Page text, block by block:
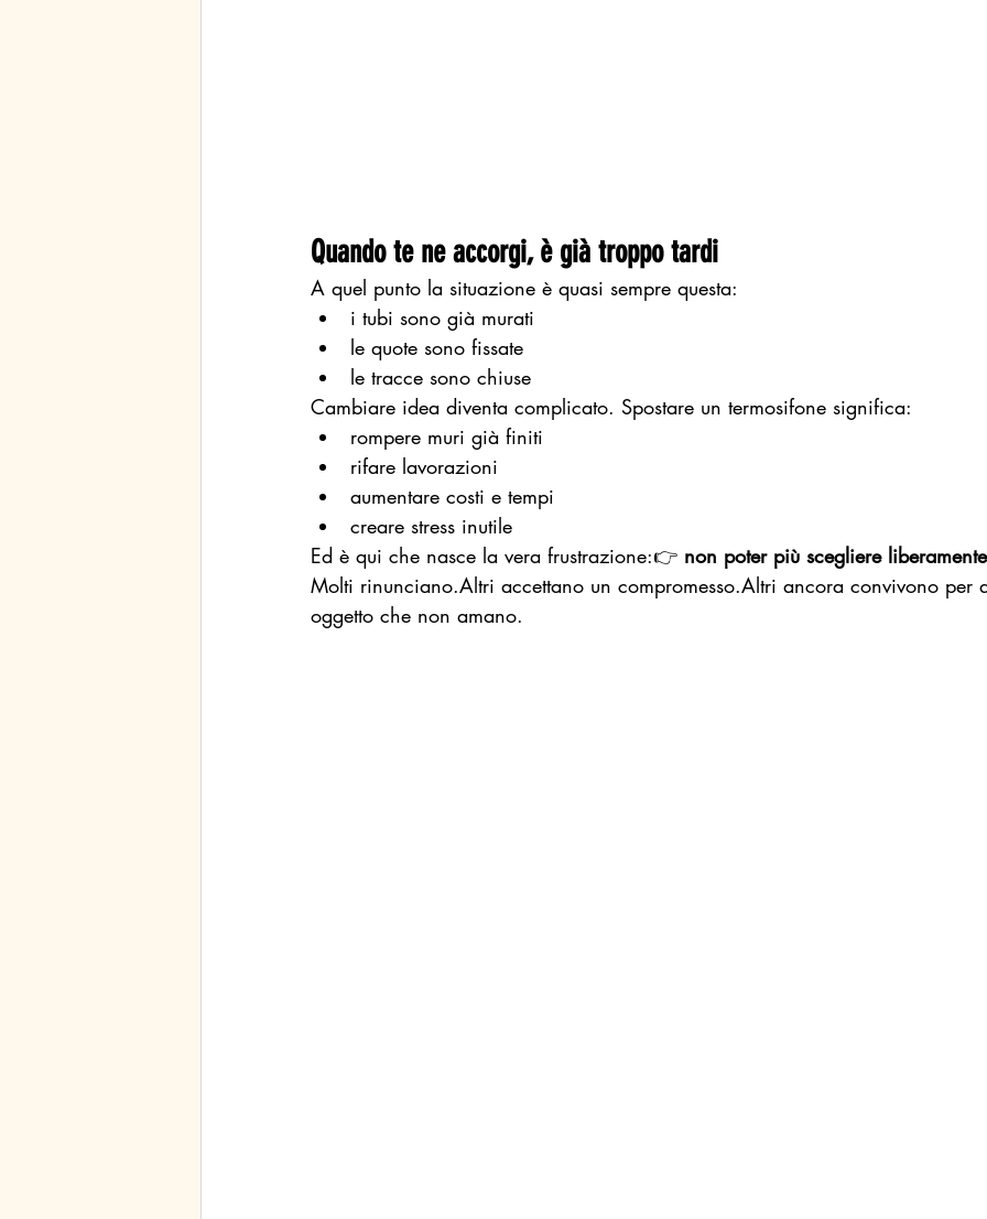
Quando te ne accorgi, è già troppo tardi
A quel punto la situazione è quasi sempre questa:
i tubi sono già murati
le quote sono fissate
le tracce sono chiuse
Cambiare idea diventa complicato. Spostare un termosifone significa:
rompere muri già finiti
rifare lavorazioni
aumentare costi e tempi
creare stress inutile
Ed è qui che nasce la vera frustrazione:👉 non poter più scegliere liberamente
Molti rinunciano.Altri accettano un compromesso.Altri ancora convivono per
oggetto che non amano.